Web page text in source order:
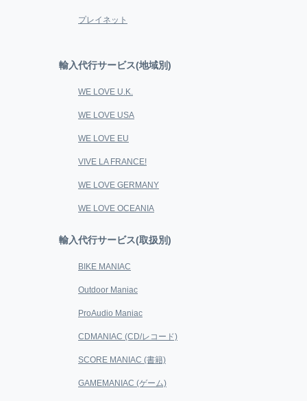
プレイネット
輸入代行サービス(地域別)
WE LOVE U.K.
WE LOVE USA
WE LOVE EU
VIVE LA FRANCE!
WE LOVE GERMANY
WE LOVE OCEANIA
輸入代行サービス(取扱別)
BIKE MANIAC
Outdoor Maniac
ProAudio Maniac
CDMANIAC (CD/レコード)
SCORE MANIAC (書籍)
GAMEMANIAC (ゲーム)